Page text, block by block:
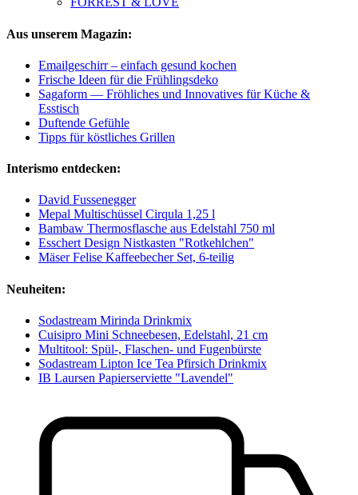
Aus unserem Magazin:
Emailgeschirr – einfach gesund kochen
Frische Ideen für die Frühlingsdeko
Sagaform — Fröhliches und Innovatives für Küche &
Esstisch
Duftende Gefühle
Tipps für köstliches Grillen
Interismo entdecken:
David Fussenegger
Mepal Multischüssel Cirqula 1,25 l
Bambaw Thermosflasche aus Edelstahl 750 ml
Esschert Design Nistkasten "Rotkehlchen"
Mäser Felise Kaffeebecher Set, 6-teilig
Neuheiten:
Sodastream Mirinda Drinkmix
Cuisipro Mini Schneebesen, Edelstahl, 21 cm
Multitool: Spül-, Flaschen- und Fugenbürste
Sodastream Lipton Ice Tea Pfirsich Drinkmix
IB Laursen Papierserviette "Lavendel"